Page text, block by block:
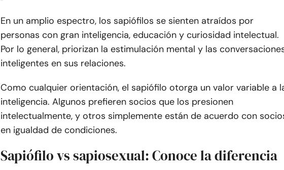
En un amplio espectro, los sapiófilos se sienten atraídos por
personas con gran inteligencia, educación y curiosidad intelectual.
Por lo general, priorizan la estimulación mental y las
inteligentes en sus relaciones.
Como cualquier orientación, el sapiófilo otorga un valor variable a
inteligencia. Algunos prefieren socios que los presionen
intelectualmente, y otros simplemente están de acuerdo con
en igualdad de condiciones.
Sapiófilo vs sapiosexual: Conoce la diferencia